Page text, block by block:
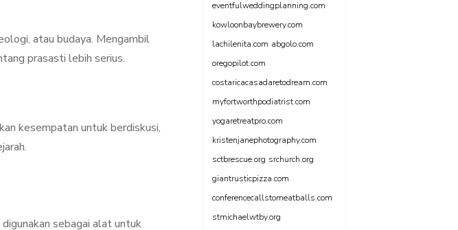
atau budaya. Mengambil
prasasti lebih serius.
kesempatan untuk berdiskusi,
sebagai alat untuk
eventfulweddingplanning.com
kowloonbaybrewery.com
lachilenita.com abgolo.com
oregopilot.com
costaricacasadaretodream.com
myfortworthpodiatrist.com
yogaretreatpro.com
kristenjanephotography.com
sctbrescue.org srchurch.org
giantrusticpizza.com
conferencecallstomeatballs.com
stmichaelwtby.org